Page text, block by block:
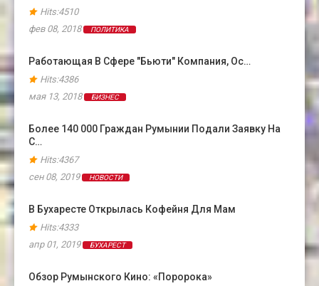
Hits:4510
фев 08, 2018
ПОЛИТИКА
Работающая В Сфере "бьюти" Компания, Ос…
Hits:4386
мая 13, 2018
БИЗНЕС
Более 140 000 Граждан Румынии Подали Заявку На
С…
Hits:4367
сен 08, 2019
НОВОСТИ
В Бухаресте Открылась Кофейня Для Мам
Hits:4333
апр 01, 2019
БУХАРЕСТ
Обзор Румынского Кино: «Поророка»